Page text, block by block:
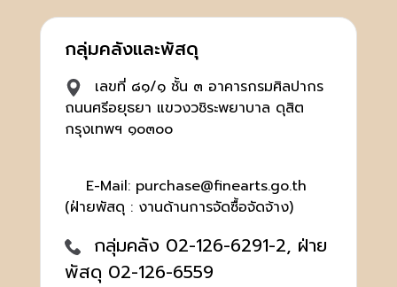
กลุ่มคลังและพัสดุ
เลขที่ ๘๑/๑ ชั้น ๓ อาคารกรมศิลปากร
ถนนศรีอยุธยา แขวงวชิระพยาบาล ดุสิต
กรุงเทพฯ ๑๐๓๐๐
E-Mail: purchase@finearts.go.th
(ฝ่ายพัสดุ : งานด้านการจัดซื้อจัดจ้าง)
กลุ่มคลัง 02-126-6291-2, ฝ่าย
พัสดุ 02-126-6559